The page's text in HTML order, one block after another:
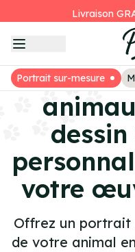
Livraison
Le
of
Portrait sur-mesure
dessin
votre
Offrez un portrait
de votre animal